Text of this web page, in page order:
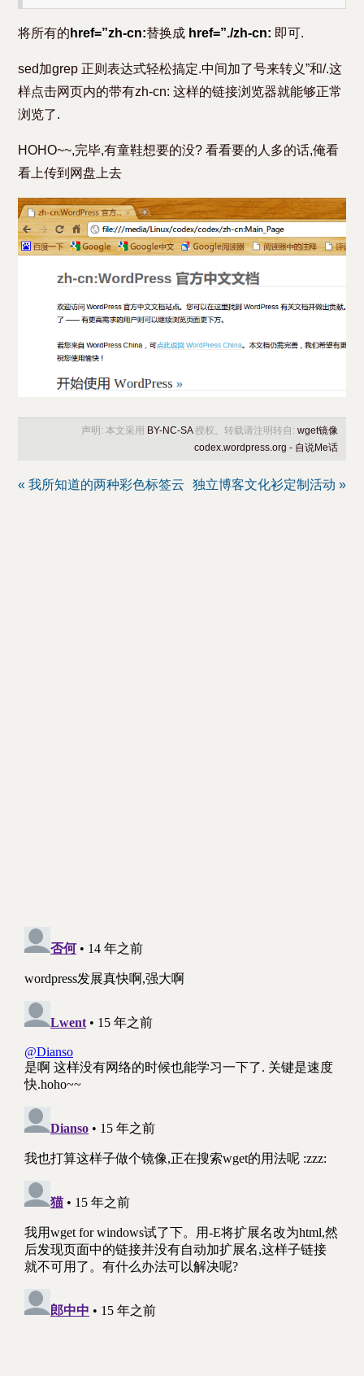
将所有的 href=”zh-cn:替换成 href=”./zh-cn: 即可.
sed加grep 正则表达式轻松搞定.中间加了号来转义”和/.这
样点击网页内的带有zh-cn: 这样的链接浏览器就能够正常
浏览了.
HOHO~~,完毕,有童鞋想要的没? 看看要的人多的话,俺看
看上传到网盘上去
声明: 本文采用 BY-NC-SA授权。转载请注明转自: wget镜像
codex.wordpress.org - 自说Me话
« 我所知道的两种彩色标签云 独立博客文化衫定制活动 »